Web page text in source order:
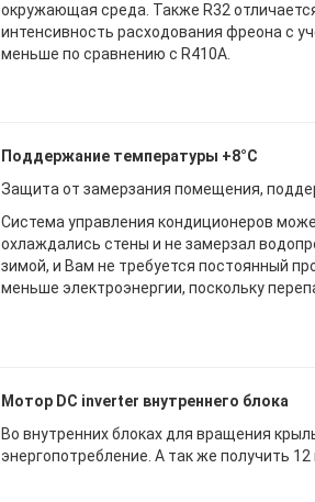
окружающая среда. Также R32
интенсивность расходования фреона с
меньше по сравнению с R410A.
Поддержание температуры +8°С
Защита от замерзания помещения,
Система управления кондиционеров
охлаждались стены и не замерзал
зимой, и Вам не требуется постоянный
меньше электроэнергии, поскольку
Мотор DC inverter внутреннего блока
Во внутренних блоках для вращения
энергопотребление. А так же получить